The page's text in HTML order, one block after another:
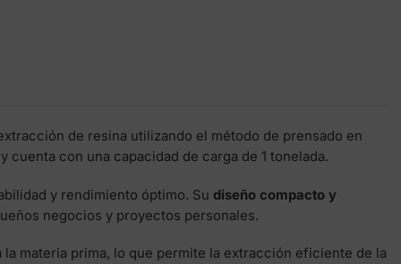
de resina utilizando el método de prensado en
cuenta con una capacidad de carga de 1 tonelada.
y rendimiento óptimo. Su diseño compacto y
negocios y proyectos personales.
materia prima, lo que permite la extracción eficiente de la